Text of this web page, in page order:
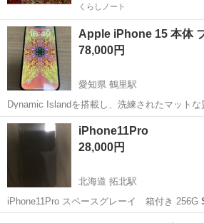
くらしノート
Apple iPhone 15 本体
78,000円
愛知県 鶴里駅
Dynamic Islandを搭載し、洗練されたマットな
徴的なiPhone 15本体です。 とても綺麗な状態です。 本体、箱有り、
充電ケーブル、シール等(写真の通り)全てあり
愛知 名古屋市
iPhone11Pro
28,000円
北海道 拓北駅
iPhone11Pro スペースグレーイ 箱付き 256G
容量 74パー 状態 綺麗 欲しい方居たらど